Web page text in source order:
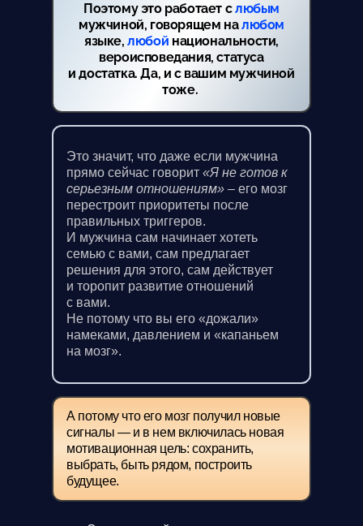
А потому что его мозг получил новые
сигналы — и в нем включилась новая
мотивационная цель: сохранить,
выбрать, быть рядом, построить
будущее.
Поэтому это работает слюбым
мужчиной, говорящем налюбом
языке,любой национальности,
вероисповедания, статуса
и достатка. Да, и с вашим мужчиной
тоже.
Это значит, что даже если мужчина
прямо сейчас говорит «Я не готов к
серьезным отношениям» – его мозг
перестроит приоритеты после
правильных триггеров.
И мужчина сам начинает хотеть
семью с вами, сам предлагает
решения для этого, сам действует
и торопит развитие отношений
с вами.
Не потому что вы его «дожали»
намеками, давлением и «капаньем
на мозг».